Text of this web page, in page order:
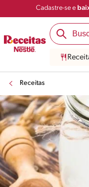
Cadastre-se e
Receitas
Salvar